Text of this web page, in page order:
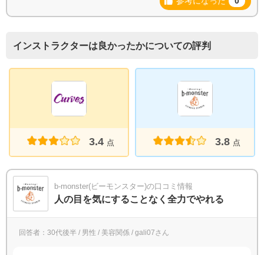
インストラクターは良かったかについての評判
3.4 点 3.8 点
b-monster(ビーモンスター)の口コミ情報
人の目を気にすることなく全力でやれる
回答者：30代後半 / 男性 / 美容関係 / gali07さん